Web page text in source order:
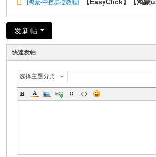
[鸿蒙-中控群控教程] 【EasyClick】【鸿蒙
发新帖
快速发帖
选择主题分类